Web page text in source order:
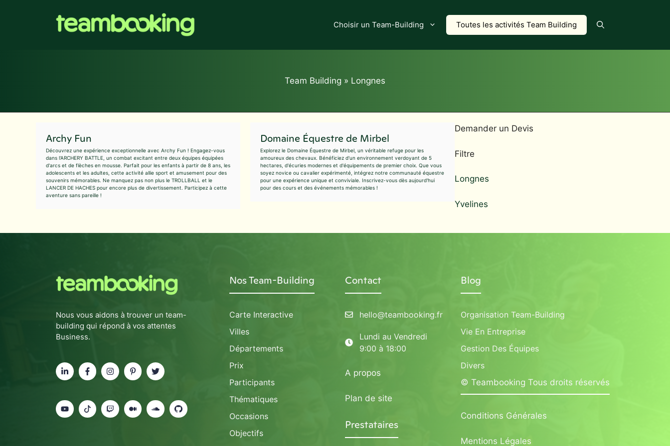
Choisir un Team-Building Toutes les activités Team Building
Team Building » Longnes
Archy Fun
Découvrez une expérience exceptionnelle avec Archy Fun ! Engagez-vous
dans l'ARCHERY BATTLE, un combat excitant entre deux équipes équipées
d'arcs et de flèches en mousse. Parfait pour les enfants à partir de 8 ans, les
adolescents et les adultes, cette activité allie sport et amusement pour des
souvenirs mémorables. Ne manquez pas non plus le TROLLBALL et le
LANCER DE HACHES pour encore plus de divertissement. Participez à cette
aventure sans pareille !
Domaine Équestre de Mirbel
Explorez le Domaine Équestre de Mirbel, un véritable refuge pour les
amoureux des chevaux. Bénéficiez d'un environnement verdoyant de 5
hectares, d'écuries modernes et d'équipements de premier choix. Que vous
soyez novice ou cavalier expérimenté, intégrez notre communauté équestre
pour une expérience unique et conviviale. Inscrivez-vous dès aujourd'hui
pour des cours et des événements mémorables !
Demander un Devis
Filtre
Longnes
Yvelines
Nous vous aidons à trouver un team-
building qui répond à vos attentes
Business.
Nos Team-Building
Carte Interactive
Villes
Départements
Prix
Participants
Thématiques
Occasions
Objectifs
Contact
hello@teambooking.fr
Lundi au Vendredi
9:00 à 18:00
A propos
Plan de site
Prestataires
Blog
Organisation Team-Building
Vie En Entreprise
Gestion Des Équipes
Divers
© Teambooking Tous droits réservés
Conditions Générales
Mentions Légales